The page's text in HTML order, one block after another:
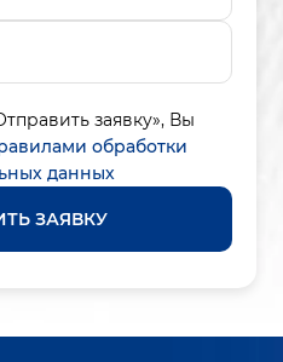
заявку», Вы
обработки
данных
ЗАЯВКУ